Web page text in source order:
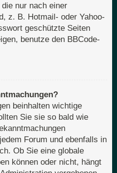
nur nach einer
z. B. Hotmail- oder Yahoo-
geschützte Seiten
benutze den BBCode-
beinhalten wichtige
Sie sie so bald wie
Forum und ebenfalls in
Ob Sie eine globale
können oder nicht, hängt